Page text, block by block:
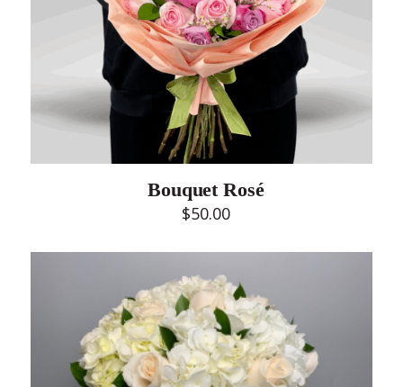
Bouquet Rosé
$50.00